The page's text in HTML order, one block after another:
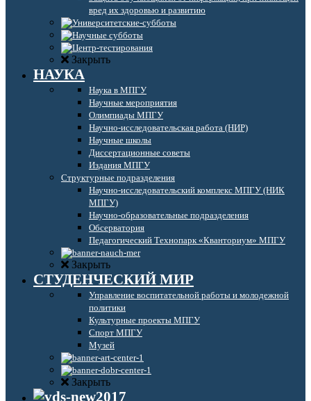
вред их здоровью и развитию
Закрыть
НАУКА
Наука в МПГУ
Научные мероприятия
Олимпиады МПГУ
Научно-исследовательская работа (НИР)
Научные школы
Диссертационные советы
Издания МПГУ
Структурные подразделения
Научно-исследовательский комплекс МПГУ (НИК
МПГУ)
Научно-образовательные подразделения
Обсерватория
Педагогический Технопарк «Кванториум» МПГУ
Закрыть
СТУДЕНЧЕСКИЙ МИР
Управление воспитательной работы и молодежной
политики
Культурные проекты МПГУ
Спорт МПГУ
Музей
Закрыть